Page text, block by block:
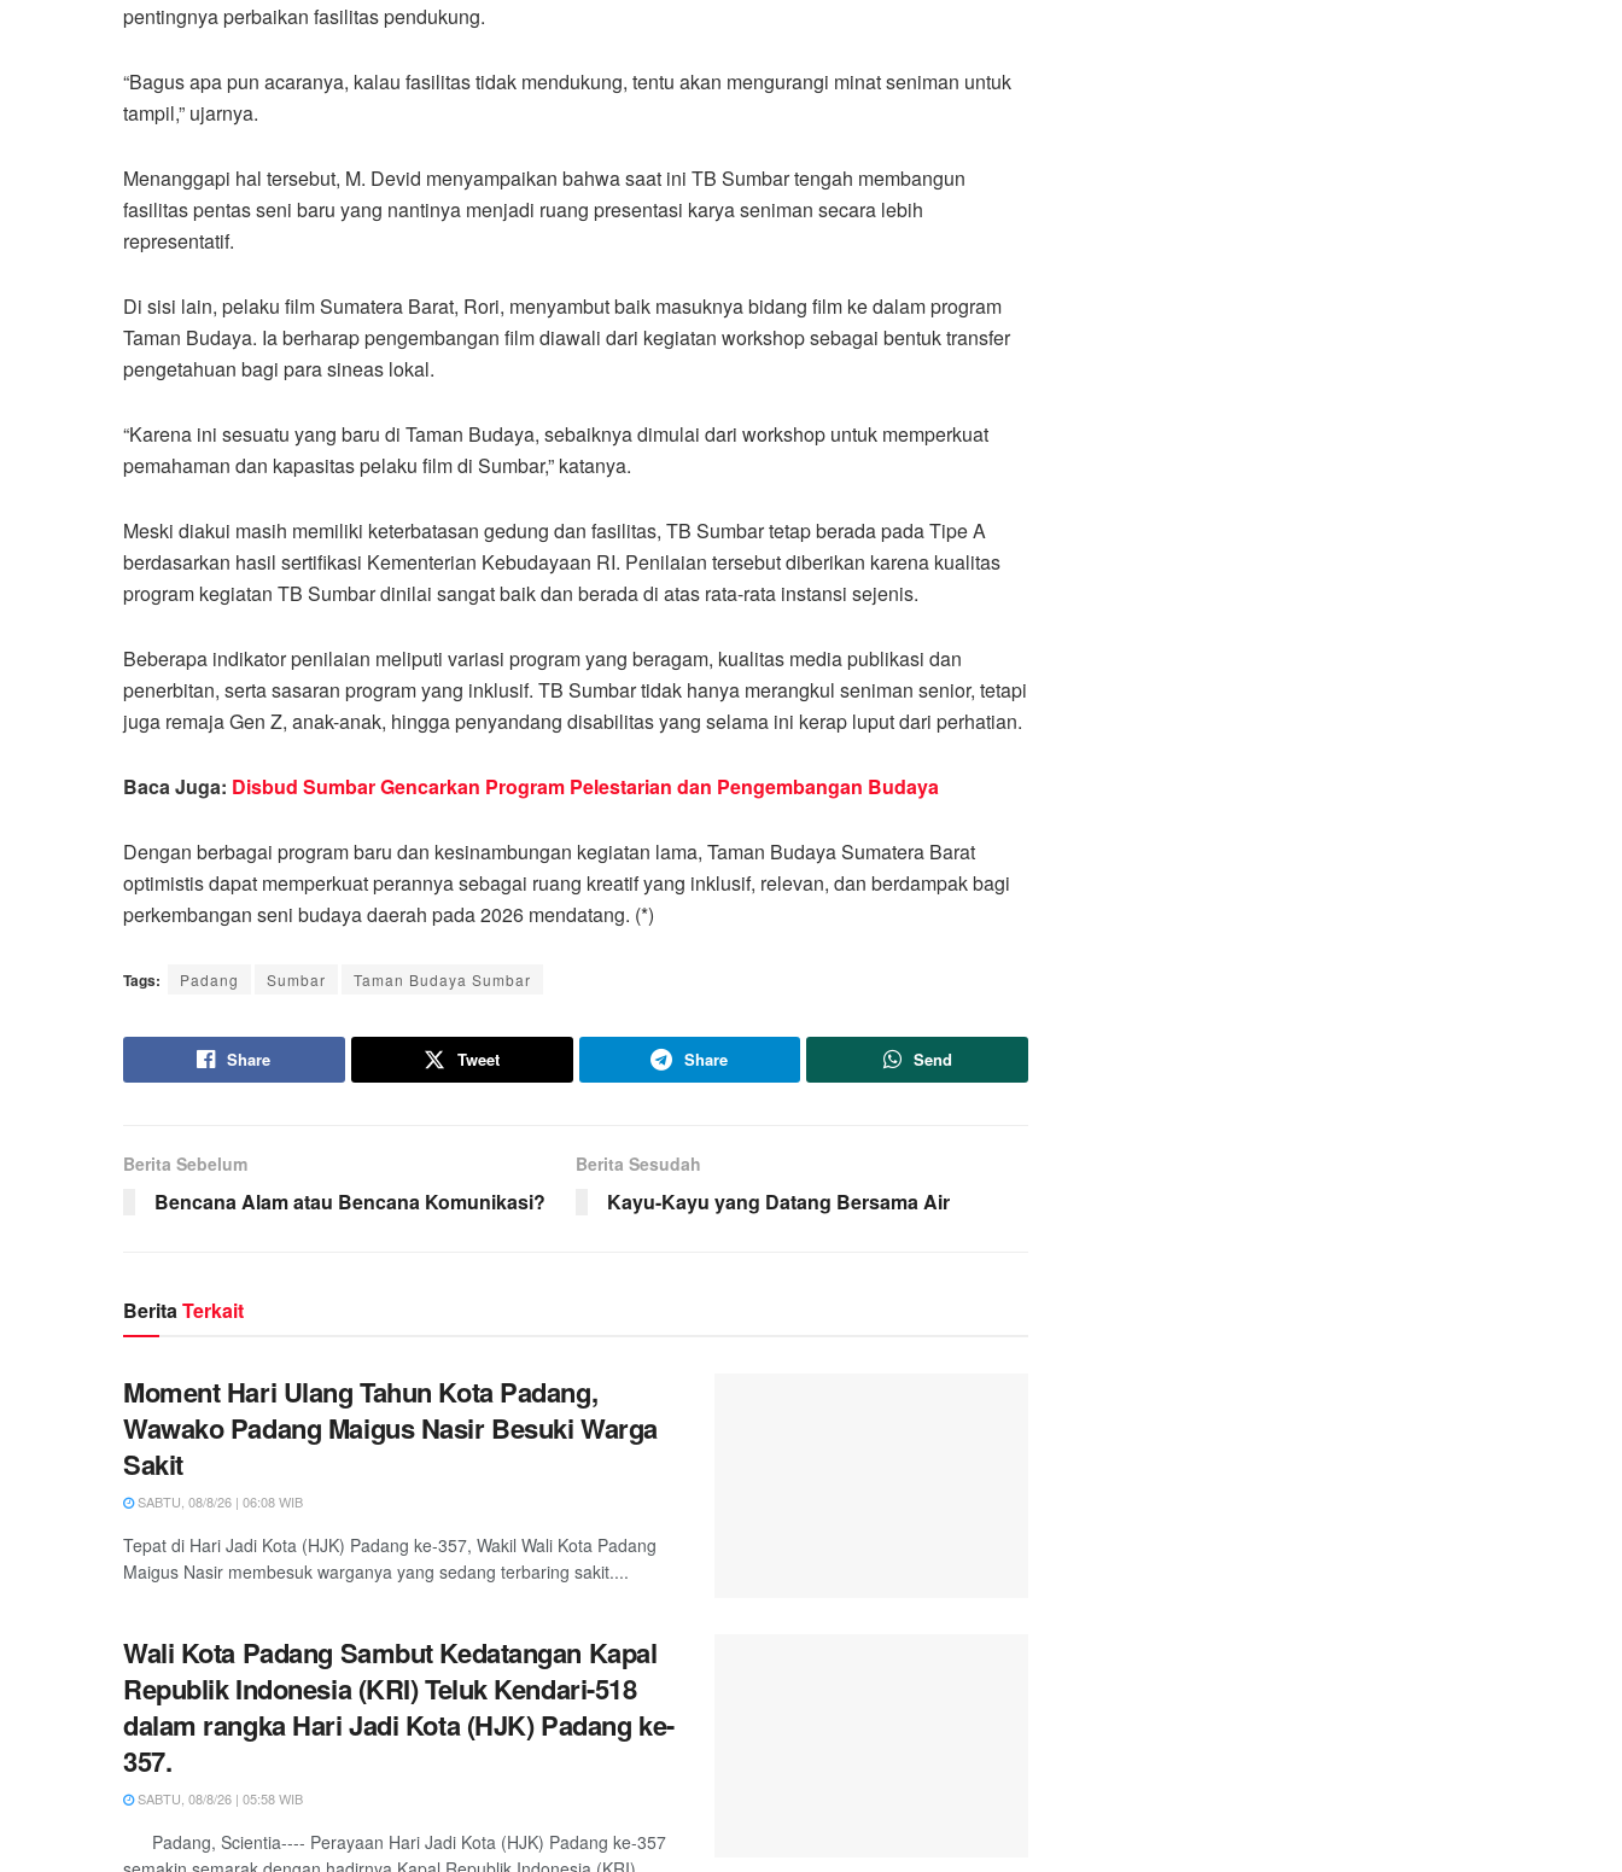
pentingnya perbaikan fasilitas pendukung.
“Bagus apa pun acaranya, kalau fasilitas tidak mendukung, tentu akan mengurangi minat seniman untuk
tampil,” ujarnya.
Menanggapi hal tersebut, M. Devid menyampaikan bahwa saat ini TB Sumbar tengah membangun
fasilitas pentas seni baru yang nantinya menjadi ruang presentasi karya seniman secara lebih
representatif.
Di sisi lain, pelaku film Sumatera Barat, Rori, menyambut baik masuknya bidang film ke dalam program
Taman Budaya. Ia berharap pengembangan film diawali dari kegiatan workshop sebagai bentuk transfer
pengetahuan bagi para sineas lokal.
“Karena ini sesuatu yang baru di Taman Budaya, sebaiknya dimulai dari workshop untuk memperkuat
pemahaman dan kapasitas pelaku film di Sumbar,” katanya.
Meski diakui masih memiliki keterbatasan gedung dan fasilitas, TB Sumbar tetap berada pada Tipe A
berdasarkan hasil sertifikasi Kementerian Kebudayaan RI. Penilaian tersebut diberikan karena kualitas
program kegiatan TB Sumbar dinilai sangat baik dan berada di atas rata-rata instansi sejenis.
Beberapa indikator penilaian meliputi variasi program yang beragam, kualitas media publikasi dan
penerbitan, serta sasaran program yang inklusif. TB Sumbar tidak hanya merangkul seniman senior, tetapi
juga remaja Gen Z, anak-anak, hingga penyandang disabilitas yang selama ini kerap luput dari perhatian.
Baca Juga: Disbud Sumbar Gencarkan Program Pelestarian dan Pengembangan Budaya
Dengan berbagai program baru dan kesinambungan kegiatan lama, Taman Budaya Sumatera Barat
optimistis dapat memperkuat perannya sebagai ruang kreatif yang inklusif, relevan, dan berdampak bagi
perkembangan seni budaya daerah pada 2026 mendatang. (*)
Tags: Padang Sumbar Taman Budaya Sumbar
Share Tweet Share Send
Berita Sebelum
Bencana Alam atau Bencana Komunikasi?
Berita Sesudah
Kayu-Kayu yang Datang Bersama Air
BeritaTerkait
Moment Hari Ulang Tahun Kota Padang,
Wawako Padang Maigus Nasir Besuki Warga
Sakit
SABTU, 08/8/26 | 06:08 WIB
Tepat di Hari Jadi Kota (HJK) Padang ke-357, Wakil Wali Kota Padang
Maigus Nasir membesuk warganya yang sedang terbaring sakit....
Wali Kota Padang Sambut Kedatangan Kapal
Republik Indonesia (KRI) Teluk Kendari-518
dalam rangka Hari Jadi Kota (HJK) Padang ke-
357.
SABTU, 08/8/26 | 05:58 WIB
Padang, Scientia---- Perayaan Hari Jadi Kota (HJK) Padang ke-357